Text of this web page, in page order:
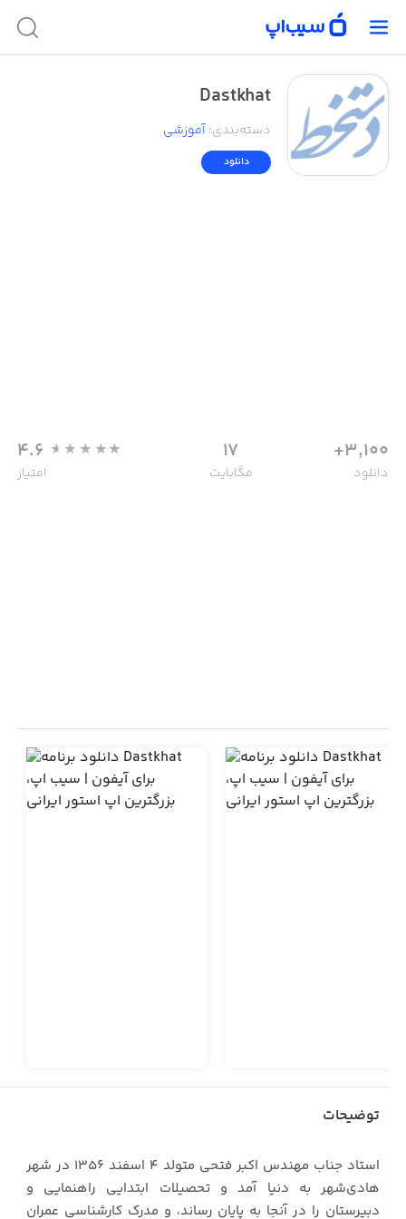
Dastkhat
دسته‌بندی:آموزشی
دانلود
3,100+
دانلود
17
مگابایت
4.6
امتیاز
توضیحات
استاد جناب مهندس اکبر فتحی متولد ۴ اسفند ۱۳۵۶ در شهر
هادی‌شهر به دنیا آمد و تحصیلات ابتدایی راهنمایی و
دبیرستان را در آنجا به پایان رساند، و مدرک کارشناسی عمران